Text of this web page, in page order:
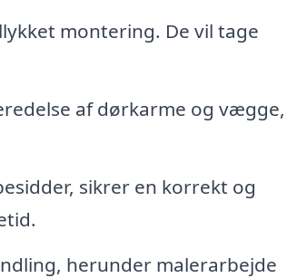
montering. De vil tage
af dørkarme og vægge,
sikrer en korrekt og
herunder malerarbejde